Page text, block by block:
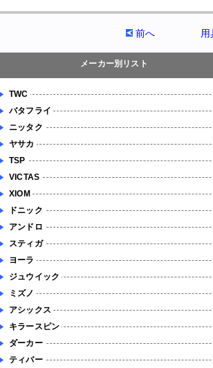
前へ
メーカー別リスト
TWC
バタフライ
ニッタク
ヤサカ
TSP
VICTAS
XIOM
ドニック
アンドロ
スティガ
ヨーラ
ジュウイック
ミズノ
アシックス
キラースピン
ダーカー
ティバー